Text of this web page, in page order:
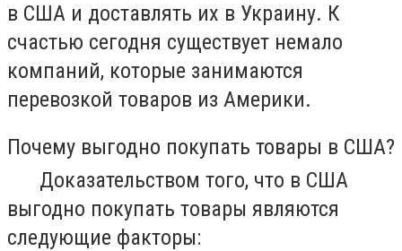
в США и доставлять их в Украину. К
счастью сегодня существует немало
компаний, которые занимаются
перевозкой товаров из Америки.
Почему выгодно покупать товары в США?
Доказательством того, что в США
выгодно покупать товары являются
следующие факторы: